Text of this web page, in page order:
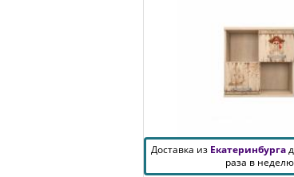
Доставка из Екатеринбурга
раза в неделю